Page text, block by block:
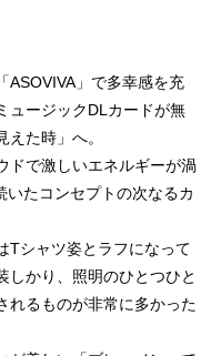
ASOVIVA」で多幸感を充
ュージックDLカードが無
た時」へ。
ドで激しいエネルギーが渦
たコンセプトの次なるカ
Tシャツ姿とラフになって
しかり、照明のひとつひと
れるものが非常に多かった